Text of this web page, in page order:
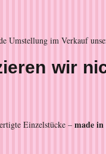
Umstellung im Verkauf
wir
Einzelstücke – made